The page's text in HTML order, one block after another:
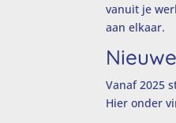
vanuit je
aan elkaar.
Vanaf 2025
Hier onder